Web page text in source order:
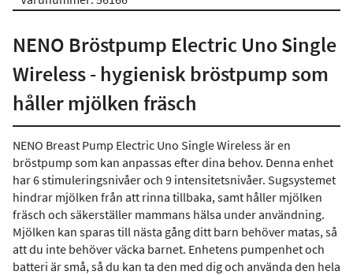
NENO Bröstpump Electric Uno Single
Wireless - hygienisk bröstpump som
håller mjölken fräsch
NENO Breast Pump Electric Uno Single Wireless är en
bröstpump som kan anpassas efter dina behov. Denna enhet
har 6 stimuleringsnivåer och 9 intensitetsnivåer. Sugsystemet
hindrar mjölken från att rinna tillbaka, samt håller mjölken
fräsch och säkerställer mammans hälsa under användning.
Mjölken kan sparas till nästa gång ditt barn behöver matas, så
att du inte behöver väcka barnet. Enhetens pumpenhet och
batteri är små, så du kan ta den med dig och använda den hela